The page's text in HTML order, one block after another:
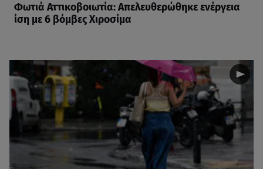
Φωτιά Αττικοβοιωτία: Απελευθερώθηκε ενέργεια
ίση με 6 βόμβες Χιροσίμα